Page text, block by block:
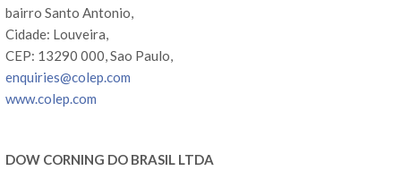
bairro Santo Antonio,
Cidade: Louveira,
CEP: 13290 000, Sao Paulo,
enquiries@colep.com
www.colep.com
DOW CORNING DO BRASIL LTDA